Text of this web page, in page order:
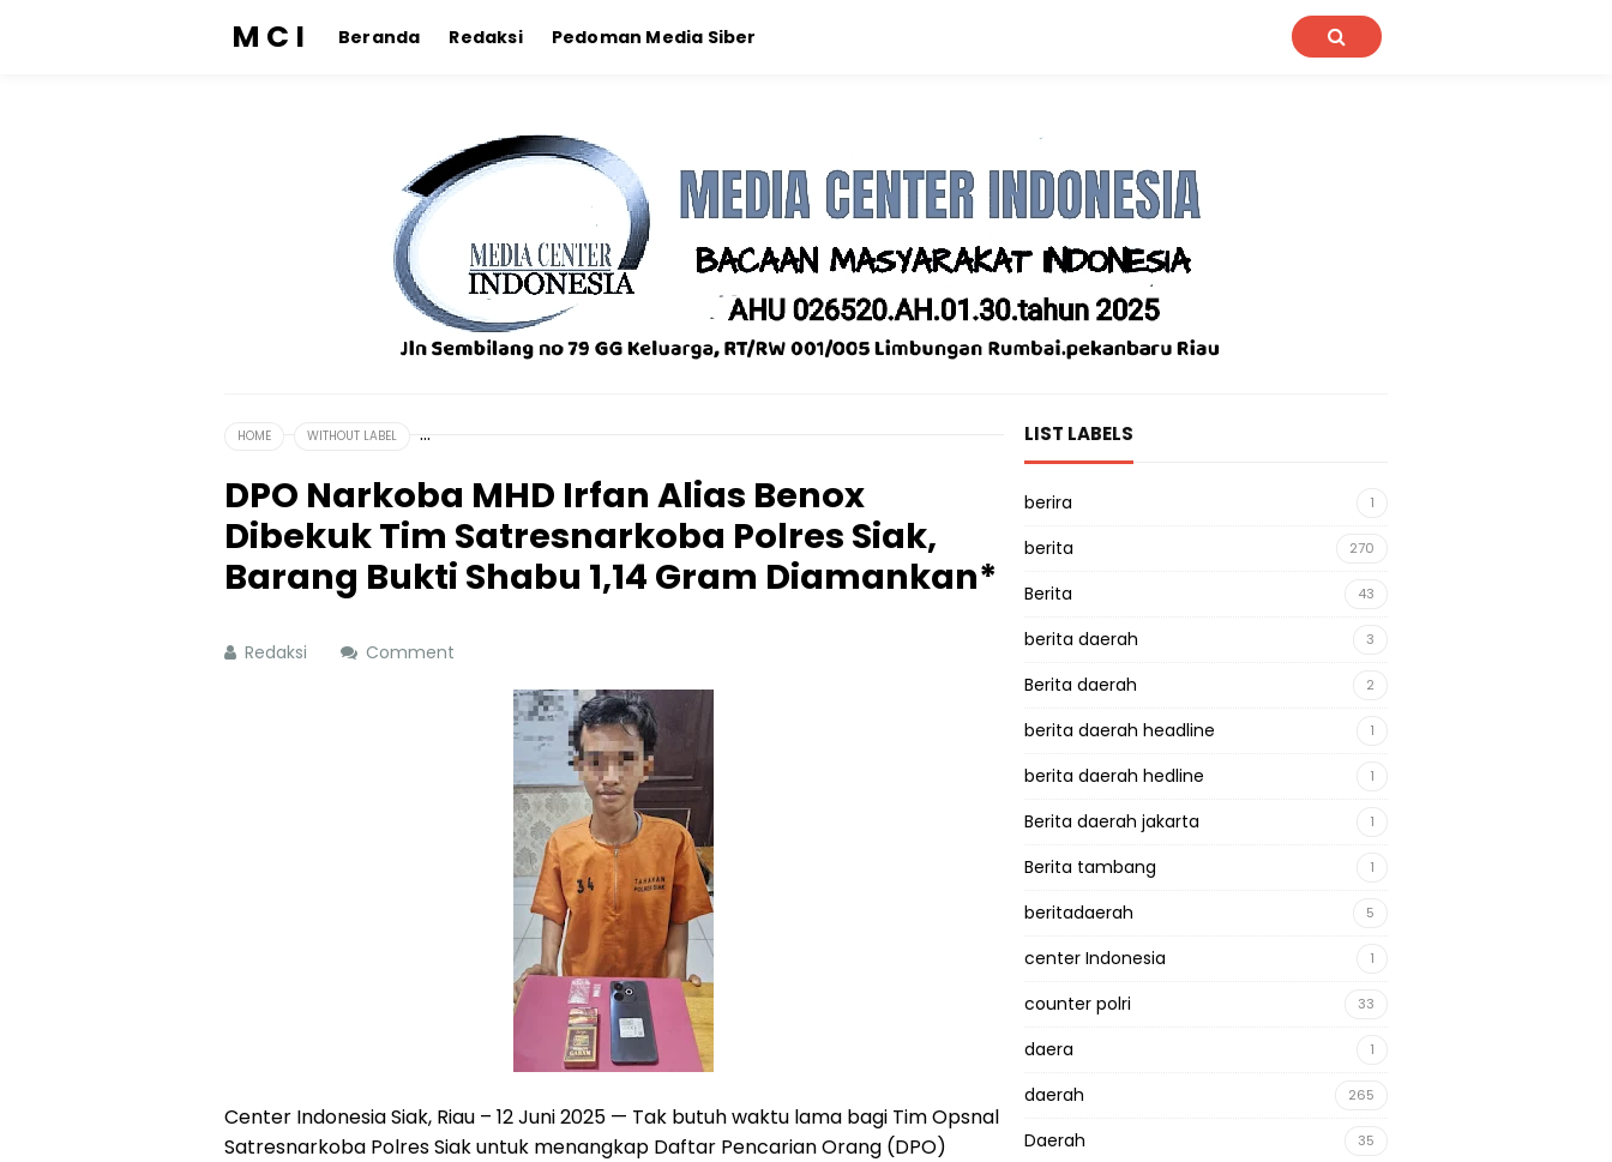
M C I Beranda Redaksi Pedoman Media Siber
HOME WITHOUT LABEL
DPO Narkoba MHD Irfan Alias Benox
Dibekuk Tim Satresnarkoba Polres Siak,
Barang Bukti Shabu 1,14 Gram Diamankan*
Redaksi Comment
Center Indonesia Siak, Riau – 12 Juni 2025 — Tak butuh waktu lama bagi Tim Opsnal
Satresnarkoba Polres Siak untuk menangkap Daftar Pencarian Orang (DPO)
LIST LABELS
berira 1
berita 270
Berita 43
berita daerah 3
Berita daerah 2
berita daerah headline 1
berita daerah hedline 1
Berita daerah jakarta 1
Berita tambang 1
beritadaerah 5
center Indonesia 1
counter polri 33
daera 1
daerah 265
Daerah 35